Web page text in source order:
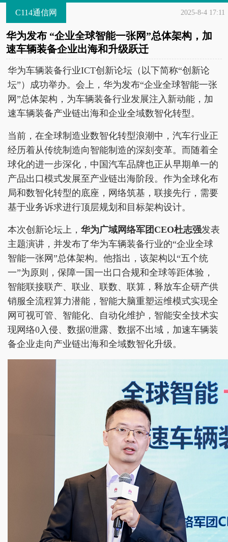
C114通信网 2025-8-4 17:11
华为发布 “企业全球智能一张网”总体架构，加
速车辆装备企业出海和升级跃迁
华为车辆装备行业ICT创新论坛（以下简称“创新论
坛”）成功举办。会上，华为发布“企业全球智能一张
网”总体架构，为车辆装备行业发展注入新动能，加
速车辆装备产业链出海和企业全域数智化转型。
当前，在全球制造业数智化转型浪潮中，汽车行业正
经历着从传统制造向智能制造的深刻变革。而随着全
球化的进一步深化，中国汽车品牌也正从早期单一的
产品出口模式发展至产业链出海阶段。作为全球化布
局和数智化转型的底座，网络筑基，联接先行，需要
基于业务诉求进行顶层规划和目标架构设计。
本次创新论坛上， 华为广域网络军团CEO杜志强发表
主题演讲，并发布了华为车辆装备行业的“企业全球
智能一张网”总体架构。他指出，该架构以“五个统
一”为原则，保障一国一出口合规和全球等距体验，
智能联接联产、联业、联数、联算，释放车企研产供
销服全流程算力潜能，智能大脑重塑运维模式实现全
网可视可管、智能化、自动化维护，智能安全技术实
现网络0入侵、数据0泄露、数据不出域，加速车辆装
备企业走向产业链出海和全域数智化升级。